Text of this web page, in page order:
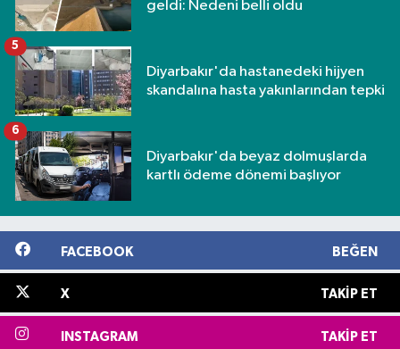
geldi: Nedeni belli oldu
Diyarbakır'da hastanedeki hijyen
skandalına hasta yakınlarından tepki
5
Diyarbakır'da beyaz dolmuşlarda
kartlı ödeme dönemi başlıyor
6
FACEBOOK BEĞEN
X TAKIP ET
INSTAGRAM TAKIP ET